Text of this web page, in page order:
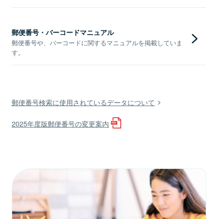
郵便番号・バーコードマニュアル
郵便番号や、バーコードに関するマニュアルを掲載していま
す。
郵便番号検索に使用されているデータについて
2025年度版郵便番号の変更案内